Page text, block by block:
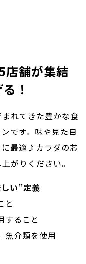
店舗が集結
！
れてきた豊かな食
です。味や見た目
に最適♪カラダの芯
がりください。
い”定義
と
すること
魚介類を使用